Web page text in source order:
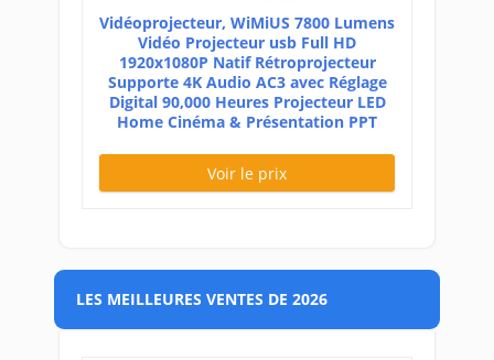
Vidéoprojecteur, WiMiUS 7800 Lumens
Vidéo Projecteur usb Full HD
1920x1080P Natif Rétroprojecteur
Supporte 4K Audio AC3 avec Réglage
Digital 90,000 Heures Projecteur LED
Home Cinéma & Présentation PPT
Voir le prix
LES MEILLEURES VENTES DE 2026